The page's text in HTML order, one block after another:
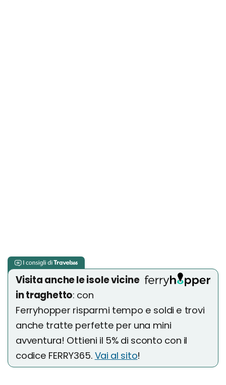
Visita anche le isole vicine
in traghetto: con
Ferryhopper risparmi tempo e soldi e trovi
anche tratte perfette per una mini
avventura! Ottieni il 5% di sconto con il
codice FERRY365. Vai al sito!